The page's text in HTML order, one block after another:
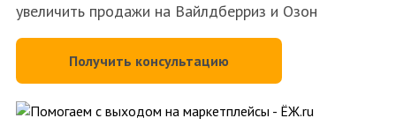
увеличить продажи на Вайлдберриз и Озон
Получить консультацию